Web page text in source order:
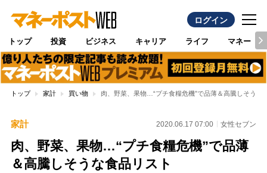
ログイン
トップ 投資 ビジネス キャリア ライフ マネー
トップ 家計 買い物 肉、野菜、果物…“プチ食糧危機”で品薄＆高騰しそうな
家計 2020.06.17 07:00 女性セブン
肉、野菜、果物…“プチ食糧危機”で品薄
＆高騰しそうな食品リスト